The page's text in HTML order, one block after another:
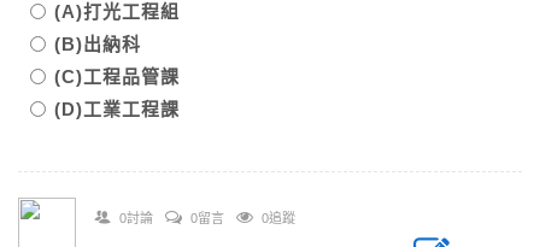
(A)打光工程組
(B)出納科
(C)工程品管課
(D)工業工程課
0討論 0留言 0追蹤